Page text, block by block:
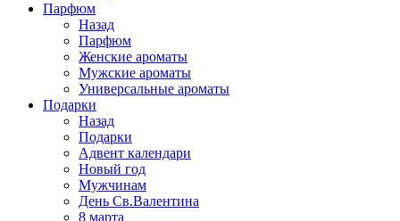
Парфюм
Назад
Парфюм
Женские ароматы
Мужские ароматы
Универсальные ароматы
Подарки
Назад
Подарки
Адвент календари
Новый год
Мужчинам
День Св.Валентина
8 марта